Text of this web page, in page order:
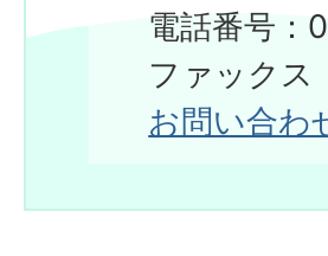
電話番号
ファック
お問い合わ